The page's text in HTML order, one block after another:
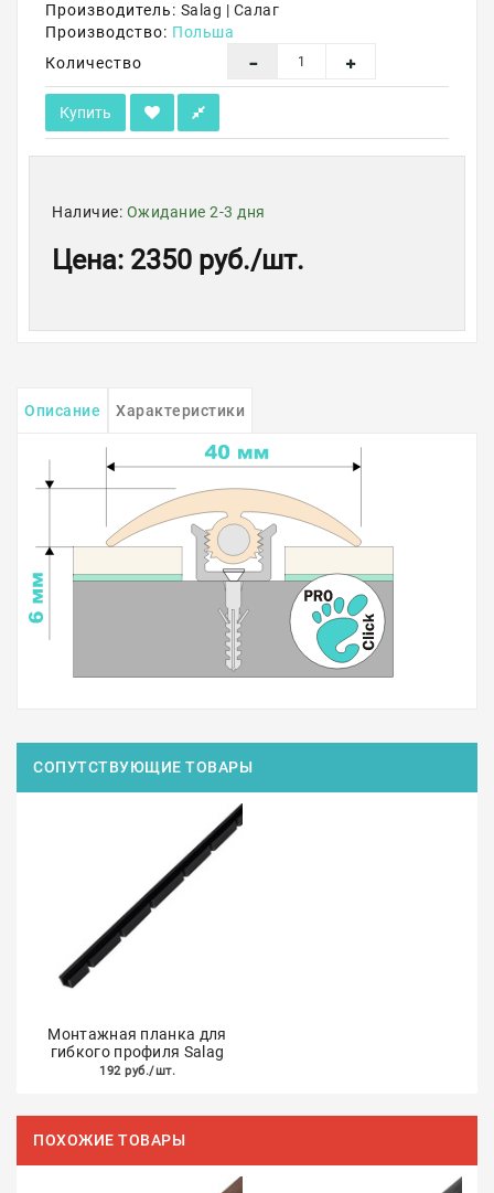
Производитель: Salag | Салаг
Производство: Польша
Количество
Купить
Наличие: Ожидание 2-3 дня
Цена: 2350 руб./шт.
Описание Характеристики
СОПУТСТВУЮЩИЕ ТОВАРЫ
Монтажная планка для
гибкого профиля Salag
192 руб./шт.
ПОХОЖИЕ ТОВАРЫ